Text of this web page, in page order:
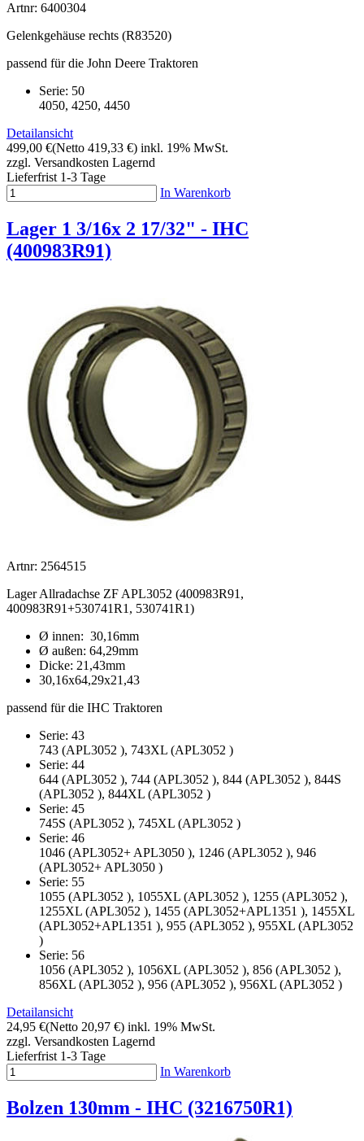
Artnr: 6400304
Gelenkgehäuse rechts (R83520)
passend für die John Deere Traktoren
Serie: 50
4050, 4250, 4450
Detailansicht
499,00 €(Netto 419,33 €) inkl. 19% MwSt.
zzgl. Versandkosten Lagernd
Lieferfrist 1-3 Tage
In Warenkorb
Lager 1 3/16x 2 17/32" - IHC
(400983R91)
Artnr: 2564515
Lager Allradachse ZF APL3052 (400983R91,
400983R91+530741R1, 530741R1)
Ø innen: 30,16mm
Ø außen: 64,29mm
Dicke: 21,43mm
30,16x64,29x21,43
passend für die IHC Traktoren
Serie: 43
743 (APL3052 ), 743XL (APL3052 )
Serie: 44
644 (APL3052 ), 744 (APL3052 ), 844 (APL3052 ), 844S
(APL3052 ), 844XL (APL3052 )
Serie: 45
745S (APL3052 ), 745XL (APL3052 )
Serie: 46
1046 (APL3052+ APL3050 ), 1246 (APL3052 ), 946
(APL3052+ APL3050 )
Serie: 55
1055 (APL3052 ), 1055XL (APL3052 ), 1255 (APL3052 ),
1255XL (APL3052 ), 1455 (APL3052+APL1351 ), 1455XL
(APL3052+APL1351 ), 955 (APL3052 ), 955XL (APL3052
)
Serie: 56
1056 (APL3052 ), 1056XL (APL3052 ), 856 (APL3052 ),
856XL (APL3052 ), 956 (APL3052 ), 956XL (APL3052 )
Detailansicht
24,95 €(Netto 20,97 €) inkl. 19% MwSt.
zzgl. Versandkosten Lagernd
Lieferfrist 1-3 Tage
In Warenkorb
Bolzen 130mm - IHC (3216750R1)